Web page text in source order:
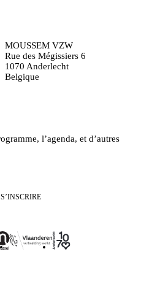
MOUSSEM VZW
Rue des Mégissiers 6
1070 Anderlecht
Belgique
l’agenda, et d’autres
S’INSCRIRE